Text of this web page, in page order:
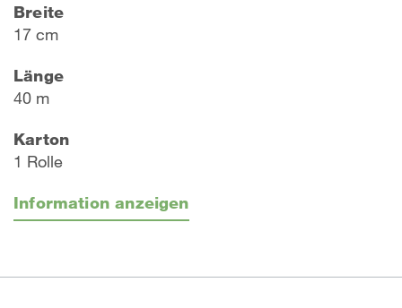
Breite
17 cm
Länge
40 m
Karton
1 Rolle
Information anzeigen